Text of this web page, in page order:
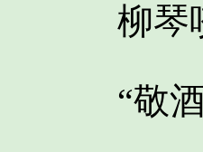
柳琴咬
“敬酒